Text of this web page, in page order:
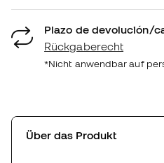
Plazo de devolución/
Rückgaberecht
*Nicht anwendbar auf
Über das Produkt